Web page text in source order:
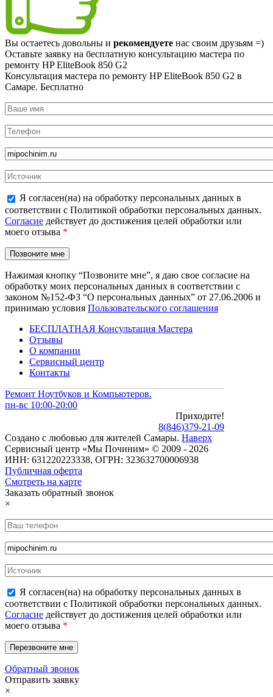
Вы остаетесь довольны и рекомендуете нас своим друзьям =)
Оставьте заявку на бесплатную консультацию мастера по
ремонту HP EliteBook 850 G2
Консультация мастера по ремонту HP EliteBook 850 G2 в
Самаре. Бесплатно
Я согласен(на) на обработку персональных данных в
соответствии с Политикой обработки персональных данных.
Согласие действует до достижения целей обработки или
моего отзыва *
Нажимая кнопку “Позвоните мне”, я даю свое согласие на
обработку моих персональных данных в соответствии с
законом №152-ФЗ “О персональных данных” от 27.06.2006 и
принимаю условия Пользовательского соглашения
БЕСПЛАТНАЯ Консультация Мастера
Отзывы
О компании
Сервисный центр
Контакты
Ремонт Ноутбуков и Компьютеров.
пн-вс 10:00-20:00
Приходите!
8(846)379-21-09
Создано с любовью для жителей Самары. Наверх
Сервисный центр «Мы Починим» © 2009 - 2026
ИНН: 631220223338, ОГРН: 323632700006938
Публичная оферта
Смотреть на карте
Заказать обратный звонок
×
Я согласен(на) на обработку персональных данных в
соответствии с Политикой обработки персональных данных.
Согласие действует до достижения целей обработки или
моего отзыва *
Обратный звонок
Отправить заявку
×